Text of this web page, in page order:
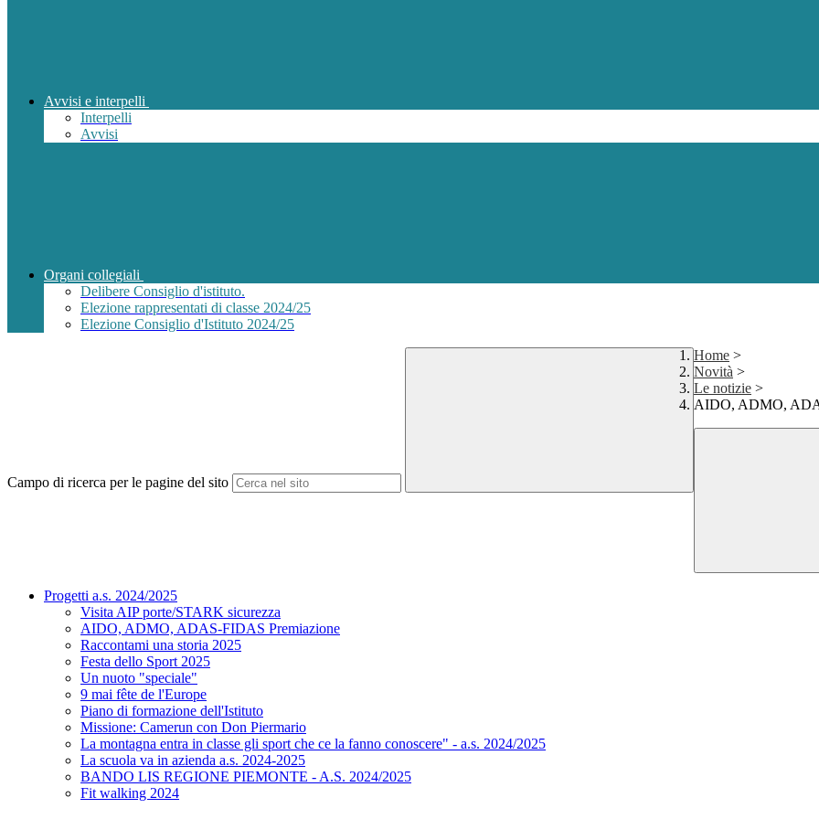
Avvisi e interpelli
Interpelli
Avvisi
Organi collegiali
Delibere Consiglio d'istituto.
Elezione rappresentati di classe 2024/25
Elezione Consiglio d'Istituto 2024/25
Campo di ricerca per le pagine del sito
Home >
Novità >
Le notizie >
AIDO, ADMO,
Progetti a.s. 2024/2025
Visita AIP porte/STARK sicurezza
AIDO, ADMO, ADAS-FIDAS Premiazione
Raccontami una storia 2025
Festa dello Sport 2025
Un nuoto "speciale"
9 mai fête de l'Europe
Piano di formazione dell'Istituto
Missione: Camerun con Don Piermario
La montagna entra in classe gli sport che ce la fanno conoscere" - a.s. 2024/2025
La scuola va in azienda a.s. 2024-2025
BANDO LIS REGIONE PIEMONTE - A.S. 2024/2025
Fit walking 2024